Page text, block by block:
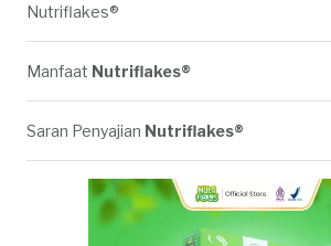
Nutriflakes®
Manfaat Nutriflakes®
Saran Penyajian Nutriflakes®